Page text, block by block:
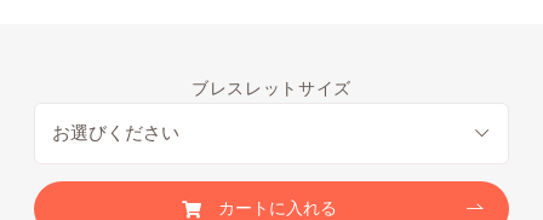
ブレスレットサイズ
カートに入れる